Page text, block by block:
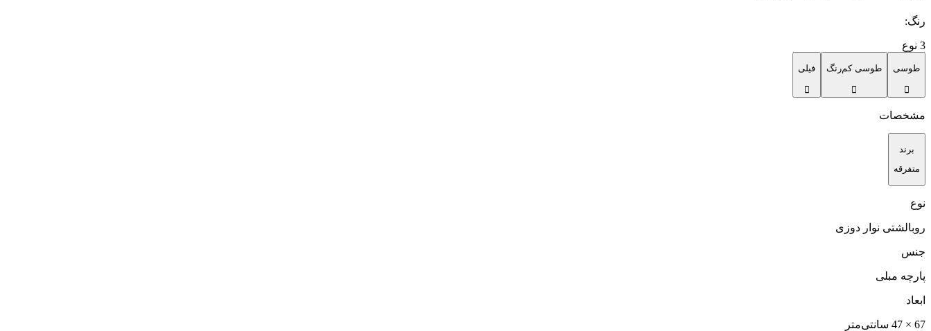
رنگ:
3 نوع
طوسی طوسی کم‌رنگ فیلی
مشخصات
برند
متفرقه
نوع
روبالشتی نوار دوزی
جنس
پارچه مبلی
ابعاد
67 × 47 سانتی‌متر